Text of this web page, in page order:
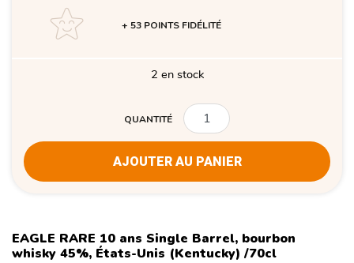
+ 53 POINTS FIDÉLITÉ
2 en stock
QUANTITÉ
AJOUTER AU PANIER
EAGLE RARE 10 ans Single Barrel, bourbon
whisky 45%, États-Unis (Kentucky) /70cl